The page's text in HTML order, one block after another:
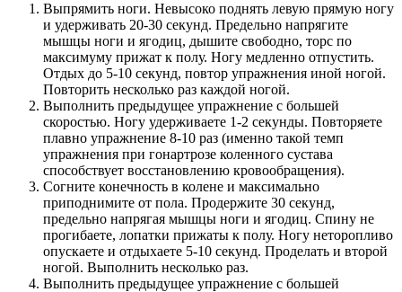
Выпрямить ноги. Невысоко поднять левую прямую ногу
и удерживать 20-30 секунд. Предельно напрягите
мышцы ноги и ягодиц, дышите свободно, торс по
максимуму прижат к полу. Ногу медленно отпустить.
Отдых до 5-10 секунд, повтор упражнения иной ногой.
Повторить несколько раз каждой ногой.
Выполнить предыдущее упражнение с большей
скоростью. Ногу удерживаете 1-2 секунды. Повторяете
плавно упражнение 8-10 раз (именно такой темп
упражнения при гонартрозе коленного сустава
способствует восстановлению кровообращения).
Согните конечность в колене и максимально
приподнимите от пола. Продержите 30 секунд,
предельно напрягая мышцы ноги и ягодиц. Спину не
прогибаете, лопатки прижаты к полу. Ногу неторопливо
опускаете и отдыхаете 5-10 секунд. Проделать и второй
ногой. Выполнить несколько раз.
Выполнить предыдущее упражнение с большей